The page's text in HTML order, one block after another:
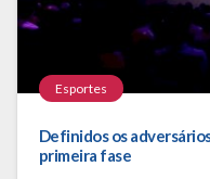
Esportes
Definidos os
primeira fase